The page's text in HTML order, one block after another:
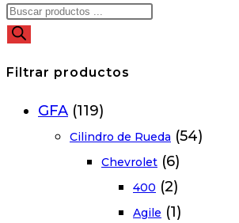
Filtrar productos
GFA (119)
Cilindro de Rueda (54)
Chevrolet (6)
400 (2)
Agile (1)